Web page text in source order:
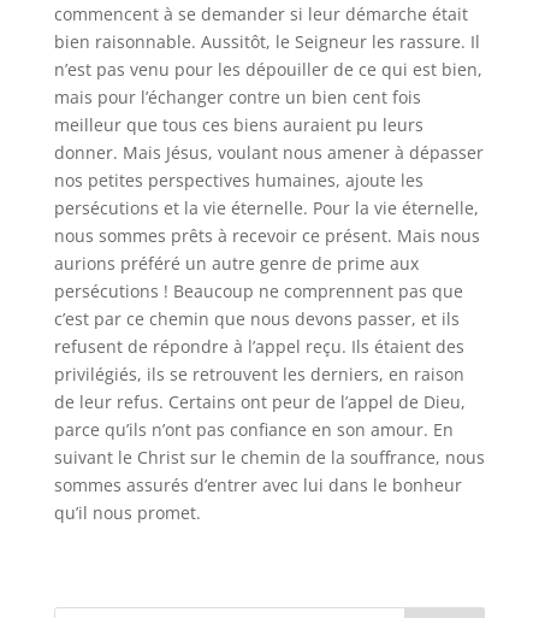
commencent à se demander si leur démarche était
bien raisonnable. Aussitôt, le Seigneur les rassure. Il
n’est pas venu pour les dépouiller de ce qui est bien,
mais pour l’échanger contre un bien cent fois
meilleur que tous ces biens auraient pu leurs
donner. Mais Jésus, voulant nous amener à dépasser
nos petites perspectives humaines, ajoute les
persécutions et la vie éternelle. Pour la vie éternelle,
nous sommes prêts à recevoir ce présent. Mais nous
aurions préféré un autre genre de prime aux
persécutions ! Beaucoup ne comprennent pas que
c’est par ce chemin que nous devons passer, et ils
refusent de répondre à l’appel reçu. Ils étaient des
privilégiés, ils se retrouvent les derniers, en raison
de leur refus. Certains ont peur de l’appel de Dieu,
parce qu’ils n’ont pas confiance en son amour. En
suivant le Christ sur le chemin de la souffrance, nous
sommes assurés d’entrer avec lui dans le bonheur
qu’il nous promet.